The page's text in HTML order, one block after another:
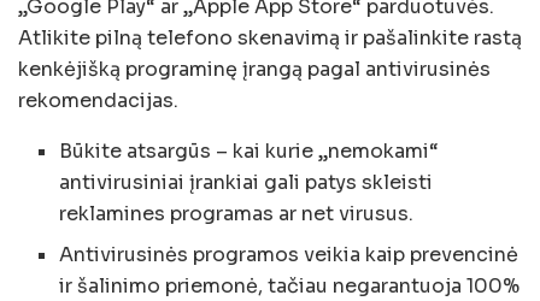
„Google Play“ ar „Apple App Store“ parduotuvės.
Atlikite pilną telefono skenavimą ir pašalinkite rastą
kenkėjišką programinę įrangą pagal antivirusinės
rekomendacijas.
Būkite atsargūs – kai kurie „nemokami“
antivirusiniai įrankiai gali patys skleisti
reklamines programas ar net virusus.
Antivirusinės programos veikia kaip prevencinė
ir šalinimo priemonė, tačiau negarantuoja 100%